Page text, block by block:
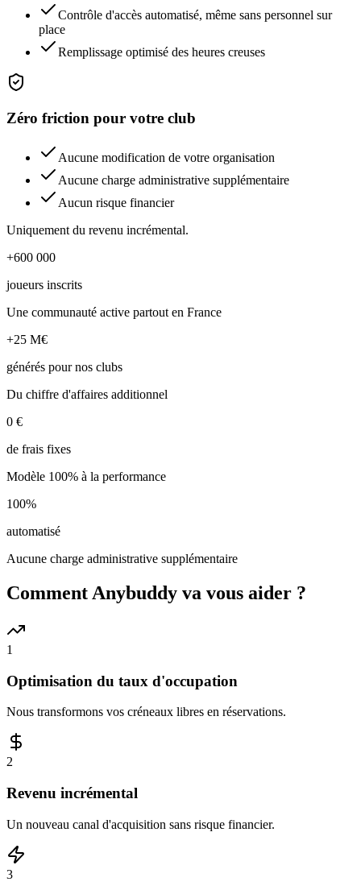
Contrôle d'accès automatisé, même sans personnel sur
place
Remplissage optimisé des heures creuses
Zéro friction pour votre club
Aucune modification de votre organisation
Aucune charge administrative supplémentaire
Aucun risque financier
Uniquement du revenu incrémental.
+600 000
joueurs inscrits
Une communauté active partout en France
+25 M€
générés pour nos clubs
Du chiffre d'affaires additionnel
0 €
de frais fixes
Modèle 100% à la performance
100%
automatisé
Aucune charge administrative supplémentaire
Comment Anybuddy va vous aider ?
1
Optimisation du taux d'occupation
Nous transformons vos créneaux libres en réservations.
2
Revenu incrémental
Un nouveau canal d'acquisition sans risque financier.
3